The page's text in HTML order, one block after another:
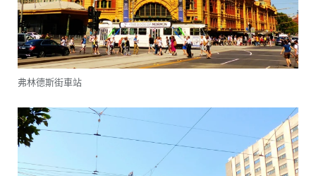
弗林德斯街車站